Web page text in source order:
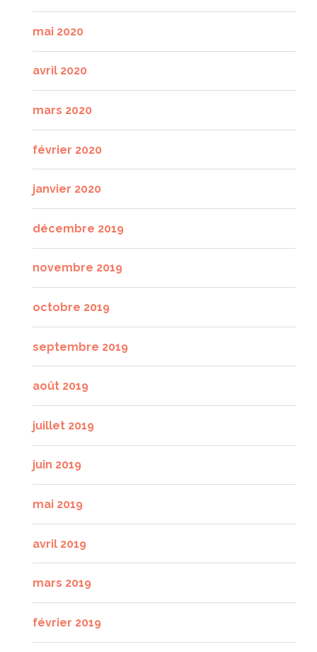
mai 2020
avril 2020
mars 2020
février 2020
janvier 2020
décembre 2019
novembre 2019
octobre 2019
septembre 2019
août 2019
juillet 2019
juin 2019
mai 2019
avril 2019
mars 2019
février 2019